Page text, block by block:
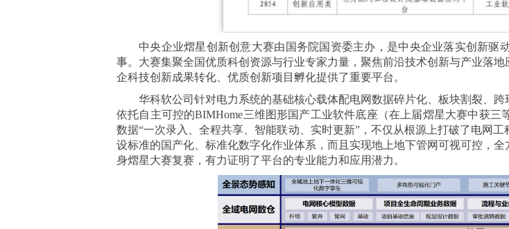
中央企业熠星创新创意大赛由国务院国资委主办，是中央企业落实创新
事。大赛集聚全国优质科创资源与行业专家力量，聚焦前沿技术创新与产业落
企科技创新成果转化、优质创新项目孵化提供了重要平台。
华科软公司针对电力系统的基础核心载体配电网数据碎片化、板块割裂、
依托自主可控的BIMHome三维图形国产工业软件底座（在上届熠星大赛中获
数据“一次录入、全程共享、智能联动、实时更新”，不仅从根源上打破了电网
设标准的国产化、标准化数字化作业体系，而且实现地上地下管网可视可控，
身熠星大赛复赛，有力证明了平台的专业能力和应用潜力。